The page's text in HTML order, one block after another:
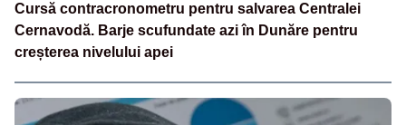
Cursă contracronometru pentru salvarea Centralei
Cernavodă. Barje scufundate azi în Dunăre pentru
creșterea nivelului apei